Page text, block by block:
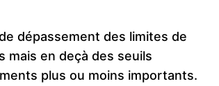
dépassement des limites de
mais en deçà des seuils
plus ou moins importants.